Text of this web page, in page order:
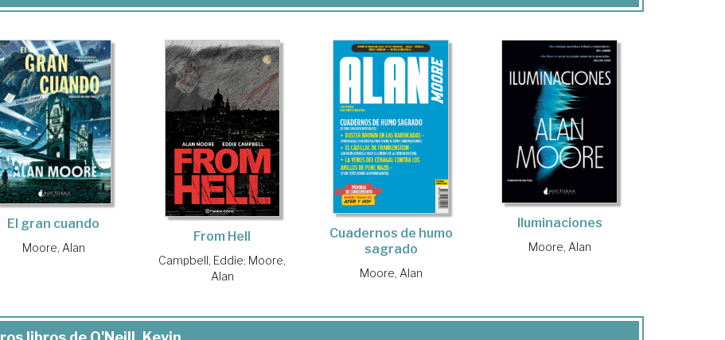
El gran cuando
Moore, Alan
From Hell
Campbell, Eddie; Moore,
Alan
Cuadernos de humo
sagrado
Moore, Alan
Iluminaciones
Moore, Alan